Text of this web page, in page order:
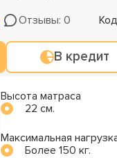
Отзывы: 0
В кредит
Высота матраса
22 см.
Максимальная
Более 150 кг.